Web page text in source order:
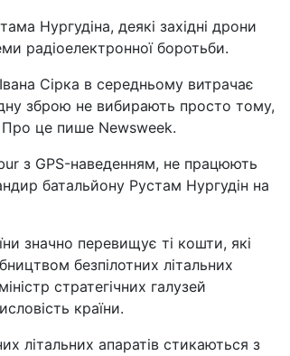
Нургудіна, деякі західні дрони
радіоелектронної боротьби.
Сірка в середньому витрачає
зброю не вибирають просто тому,
Про це пише Newsweek.
з GPS-наведенням, не працюють
батальйону Рустам Нургудін на
значно перевищує ті кошти, які
безпілотних літальних
стратегічних галузей
країни.
літальних апаратів стикаються з